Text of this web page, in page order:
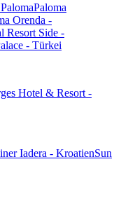
Paloma
Orenda -
Resort Side -
- Türkei
Hotel & Resort -
Iadera - KroatienSun